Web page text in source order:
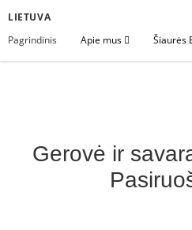
LIETUVA
Pagrindinis
Apie mus Šiaurės
Gerovė ir